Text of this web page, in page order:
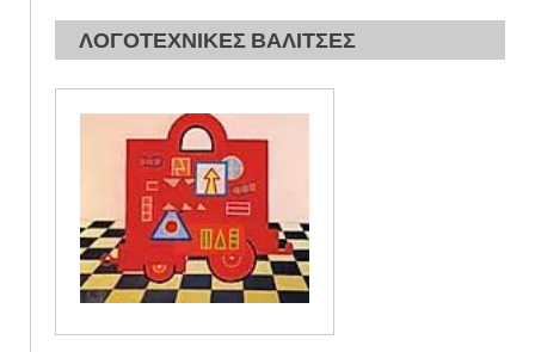
ΛΟΓΟΤΕΧΝΙΚΕΣ ΒΑΛΙΤΣΕΣ